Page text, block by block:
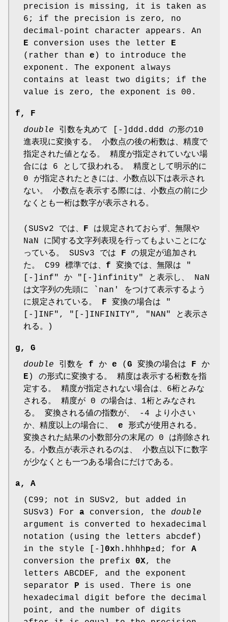
precision is missing, it is taken as
6; if the precision is zero, no
decimal-point character appears. An
E conversion uses the letter E
(rather than e ) to introduce the
exponent. The exponent always
contains at least two digits; if the
value is zero, the exponent is 00.
f, F
double 引数を丸めて [-]ddd . ddd の形の10
進表現に変換する。 小数点の後の桁数は、精度で
指定された値となる。 精度が指定されていない場
合には 6 として扱われる。 精度として明示的に
0 が指定されたときには、小数点以下は表示され
ない。 小数点を表示する際には、小数点の前に少
なくとも一桁は数字が表示される。
(SUSv2 では、 F は規定されておらず、無限や
NaN に関する文字列表現を行ってもよいことにな
っている。 SUSv3 では F の規定が追加され
た。 C99 標準では、 f 変換では、無限は "
[-]inf" か "[-]infinity" と表示し、 NaN
は文字列の先頭に `nan' をつけて表示するよう
に規定されている。 F 変換の場合は "
[-]INF", "[-]INFINITY", "NAN" と表示さ
れる。)
g, G
double 引数を f か e ( G 変換の場合は F か
E ) の形式に変換する。 精度は表示する桁数を指
定する。 精度が指定されない場合は、6桁とみな
される。 精度が 0 の場合は、1桁とみなされ
る。 変換される値の指数が、 -4 より小さい
か、精度以上の場合に、 e 形式が使用される。
変換された結果の小数部分の末尾の 0 は削除され
る。小数点が表示されるのは、 小数点以下に数字
が少なくとも一つある場合にだけである。
a, A
(C99; not in SUSv2, but added in
SUSv3) For a conversion, the double
argument is converted to hexadecimal
notation (using the letters abcdef)
in the style [-] 0xh . hhhhp±d; for A
conversion the prefix 0X, the
letters ABCDEF, and the exponent
separator P is used. There is one
hexadecimal digit before the decimal
point, and the number of digits